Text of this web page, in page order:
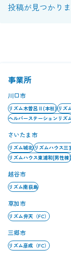
投稿が見つかり
事業所
川口市
リズム木曽呂Ⅱ(本社)リズ
ヘルパーステーションリズ
さいたま市
リズム城北リズムハウス
リズムハウス東浦和[男性棟]
越谷市
リズム南荻島
草加市
リズム弁天（FC）
三郷市
リズム彦成（FC）